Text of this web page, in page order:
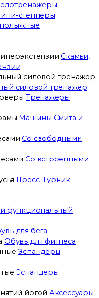
степперы
Скамьи,
силовой тренажер
Тренажеры
Машины Смита и
Со свободными
Со встроенными
Пресс-Турник-
и функциональный
для бега
Обувь для фитнеса
Эспандеры
Эспандеры
Аксессуары